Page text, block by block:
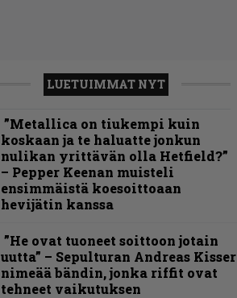
LUETUIMMAT NYT
”Metallica on tiukempi kuin
koskaan ja te haluatte jonkun
nulikan yrittävän olla Hetfield?”
– Pepper Keenan muisteli
ensimmäistä koesoittoaan
hevijätin kanssa
”He ovat tuoneet soittoon jotain
uutta” – Sepulturan Andreas Kisser
nimeää bändin, jonka riffit ovat
tehneet vaikutuksen